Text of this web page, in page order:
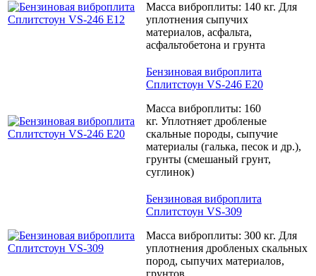
Масса виброплиты: 140 кг. Для
уплотнения сыпучих
материалов, асфальта,
асфальтобетона и грунта
Бензиновая виброплита
Сплитстоун VS-246 E20
Масса виброплиты: 160
кг. Уплотняет дробленые
скальные породы, сыпучие
материалы (галька, песок и др.),
грунты (смешаный грунт,
суглинок)
Бензиновая виброплита
Сплитстоун VS-309
Масса виброплиты: 300 кг. Для
уплотнения дробленых скальных
пород, сыпучих материалов,